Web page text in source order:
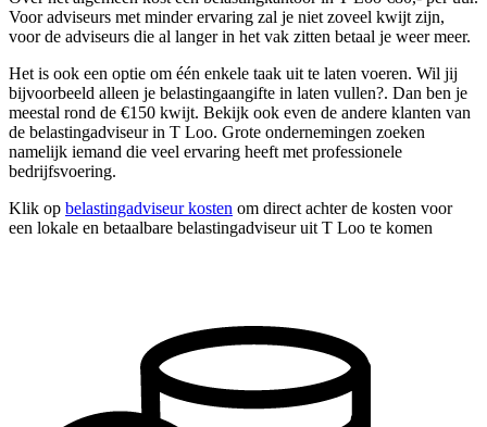
Voor adviseurs met minder ervaring zal je niet zoveel kwijt zijn,
voor de adviseurs die al langer in het vak zitten betaal je weer meer.
Het is ook een optie om één enkele taak uit te laten voeren. Wil jij
bijvoorbeeld alleen je belastingaangifte in laten vullen?. Dan ben je
meestal rond de €150 kwijt. Bekijk ook even de andere klanten van
de belastingadviseur in T Loo. Grote ondernemingen zoeken
namelijk iemand die veel ervaring heeft met professionele
bedrijfsvoering.
Klik op belastingadviseur kosten om direct achter de kosten voor
een lokale en betaalbare belastingadviseur uit T Loo te komen